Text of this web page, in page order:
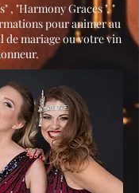
, "Harmony Graces ", "
pour animer au
mariage ou votre vin